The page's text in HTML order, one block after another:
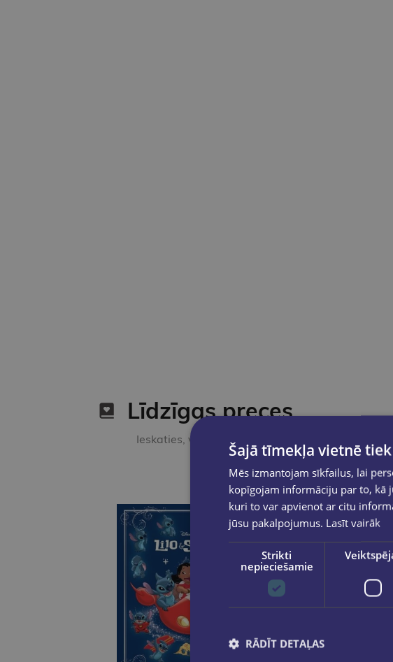
Līdzīgas preces
Ieskaties, varbūt noder
Šajā tīmekļa vietnē
Mēs izmantojam sīkfailus, lai
kopīgojam informāciju par to, kā
kuri to var apvienot ar citu
jūsu pakalpojumus. Lasīt vairāk
Strikti
nepieciešamie
RĀDĪT DETAĻAS